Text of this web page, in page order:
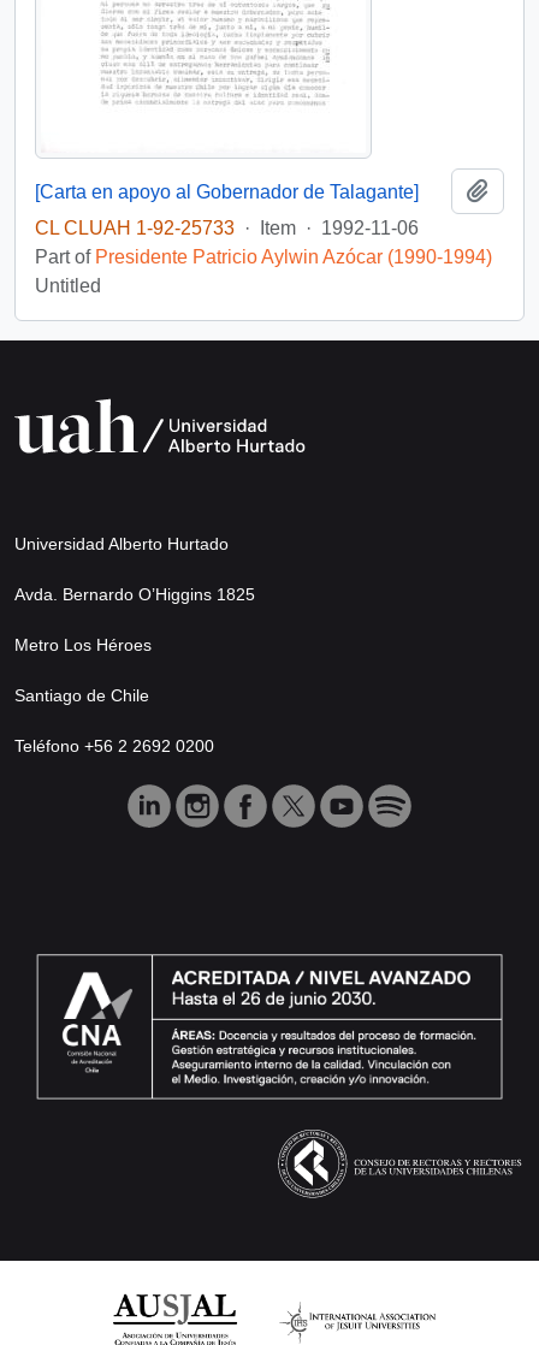
[Carta en apoyo al Gobernador de Talagante]
CL CLUAH 1-92-25733 · Item · 1992-11-06
Part of Presidente Patricio Aylwin Azócar (1990-1994)
Untitled
Universidad Alberto Hurtado
Avda. Bernardo O’Higgins 1825
Metro Los Héroes
Santiago de Chile
Teléfono +56 2 2692 0200